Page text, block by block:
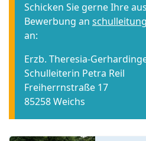
Schicken Sie gerne Ihre
Bewerbung an
an:
Erzb. Theresia-
Schulleiterin Petra Reil
Freiherrnstraße 17
85258 Weichs